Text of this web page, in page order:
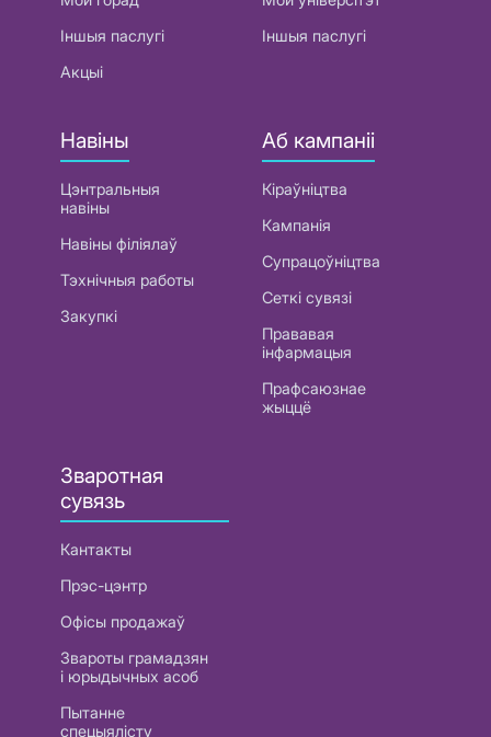
Іншыя паслугі
Акцыі
Іншыя паслугі
Навіны
Цэнтральныя
навіны
Навіны філіялаў
Тэхнічныя работы
Закупкі
Аб кампаніі
Кіраўніцтва
Кампанія
Супрацоўніцтва
Сеткі сувязі
Прававая
інфармацыя
Прафсаюзнае
жыццё
Зваротная
сувязь
Кантакты
Прэс-цэнтр
Офісы продажаў
Звароты грамадзян
і юрыдычных асоб
Пытанне
спецыялісту